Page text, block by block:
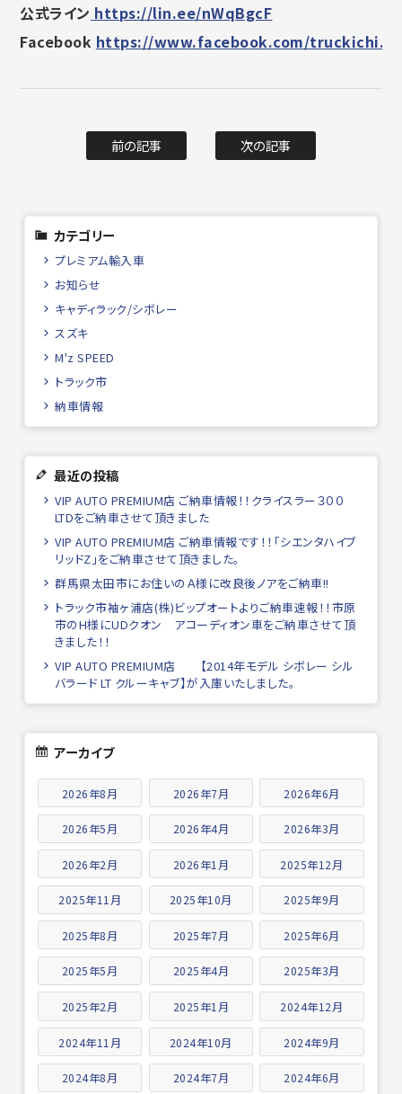
公式ライン https://lin.ee/nWqBgcF
Facebook https://www.facebook.com/
前の記事 次の記事
カテゴリー
プレミアム輸入車
お知らせ
キャディラック/シボレー
スズキ
M'z SPEED
トラック市
納車情報
最近の投稿
VIP AUTO PREMIUM店 ご納車情報！！クライスラー３００
LTDをご納車させて頂きました
VIP AUTO PREMIUM店 ご納車情報です！！「シエンタハイブ
リッドZ」をご納車させて頂きました。
群馬県太田市にお住いのＡ様に改良後ノアをご納車!!
トラック市袖ヶ浦店(株)ビップオートよりご納車速報！！市原
市のH様にUDクオン アコーディオン車をご納車させて頂
きました！！
VIP AUTO PREMIUM店 【2014年モデル シボレー シル
バラード LT クルーキャブ】が入庫いたしました。
アーカイブ
2026年8月 2026年7月 2026年6月
2026年5月 2026年4月 2026年3月
2026年2月 2026年1月 2025年12月
2025年11月 2025年10月 2025年9月
2025年8月 2025年7月 2025年6月
2025年5月 2025年4月 2025年3月
2025年2月 2025年1月 2024年12月
2024年11月 2024年10月 2024年9月
2024年8月 2024年7月 2024年6月